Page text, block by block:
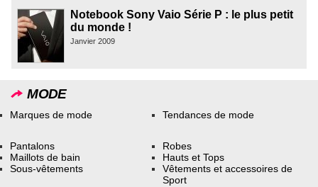
Notebook Sony Vaio Série P : le plus petit
du monde !
Janvier 2009
MODE
Marques de mode Tendances de mode
Pantalons
Maillots de bain
Sous-vêtements
Robes
Hauts et Tops
Vêtements et accessoires de
Sport